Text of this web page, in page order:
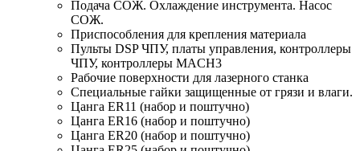
Подача СОЖ. Охлаждение инструмента. Насос
СОЖ.
Приспособления для крепления материала
Пульты DSP ЧПУ, платы управления, контроллеры
ЧПУ, контроллеры MACH3
Рабочие поверхности для лазерного станка
Специальные гайки защищенные от грязи и влаги.
Цанга ER11 (набор и поштучно)
Цанга ER16 (набор и поштучно)
Цанга ER20 (набор и поштучно)